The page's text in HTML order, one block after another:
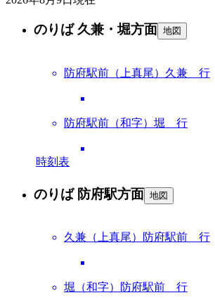
のりば 久兼・堀方面 地図
防府駅前（上真尾）久兼 行
防府駅前（和字）堀 行
時刻表
のりば 防府駅方面 地図
久兼（上真尾）防府駅前 行
堀（和字）防府駅前 行